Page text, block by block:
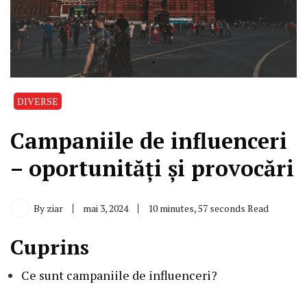
DIVERSE
Campaniile de influenceri
– oportunități și provocări
By ziar mai 3, 2024 10 minutes, 57 seconds Read
Cuprins
Ce sunt campaniile de influenceri?